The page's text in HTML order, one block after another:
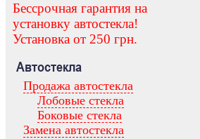
Бессрочная гарантия на
установку автостекла!
Установка от 250 грн.
Автостекла
Продажа автостекла
Лобовые стекла
Боковые стекла
Замена автостекла